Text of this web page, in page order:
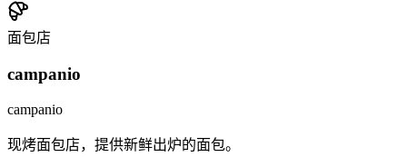
面包店
campanio
campanio
现烤面包店，提供新鲜出炉的面包。